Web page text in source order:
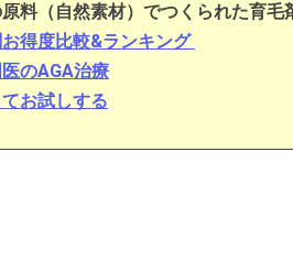
料（自然素材）でつくられた育毛
得度比較&ランキング
のAGA治療
お試しする